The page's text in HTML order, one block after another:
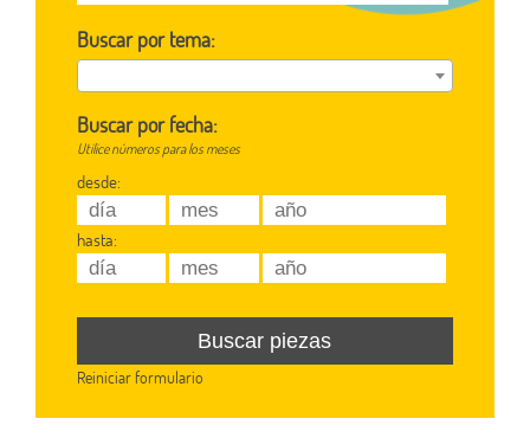
Buscar por tema:
Buscar por fecha:
Utilice números para los meses
desde:
hasta:
Reiniciar formulario